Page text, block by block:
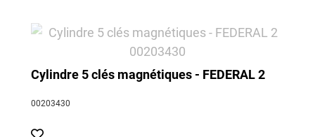
Cylindre 5 clés magnétiques - FEDERAL 2
00203430